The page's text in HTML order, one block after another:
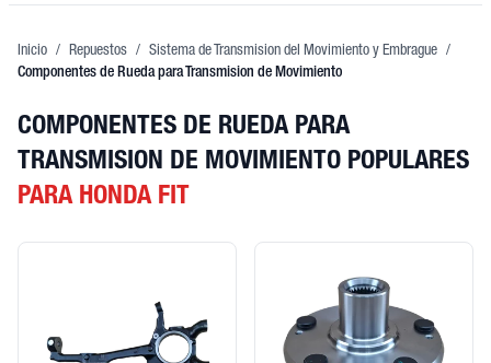
Inicio / Repuestos / Sistema de Transmision del Movimiento y Embrague /
Componentes de Rueda para Transmision de Movimiento
COMPONENTES DE RUEDA PARA
TRANSMISION DE MOVIMIENTO POPULARES
PARA HONDA FIT